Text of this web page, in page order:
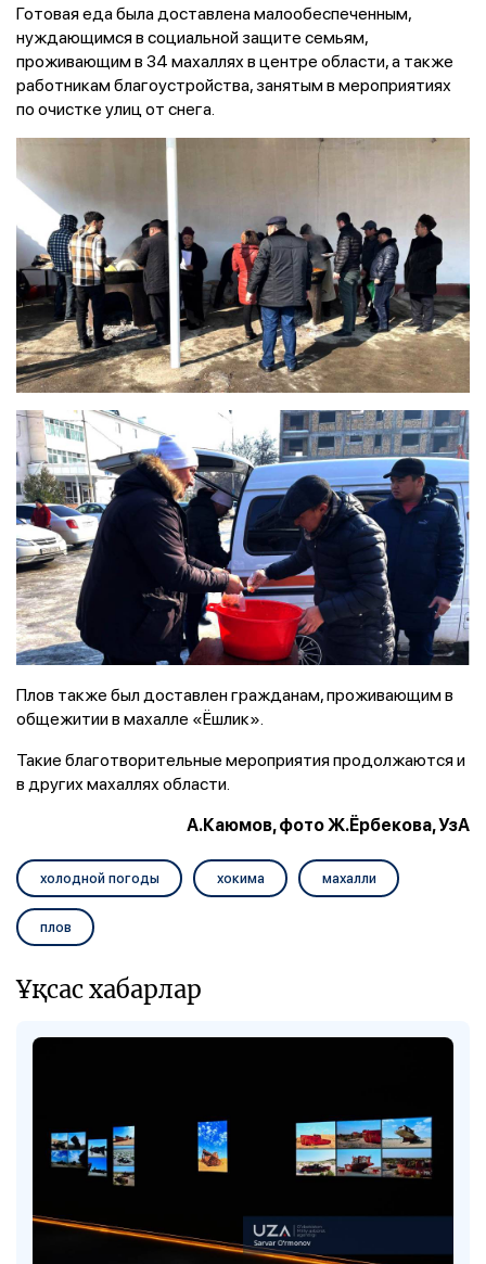
Готовая еда была доставлена малообеспеченным,
нуждающимся в социальной защите семьям,
проживающим в 34 махаллях в центре области, а также
работникам благоустройства, занятым в мероприятиях
по очистке улиц от снега.
Плов также был доставлен гражданам, проживающим в
общежитии в махалле «Ёшлик».
Такие благотворительные мероприятия продолжаются и
в других махаллях области.
А.Каюмов, фото Ж.Ёрбекова, УзА
холодной погоды хокима махалли
плов
Ұқсас хабарлар